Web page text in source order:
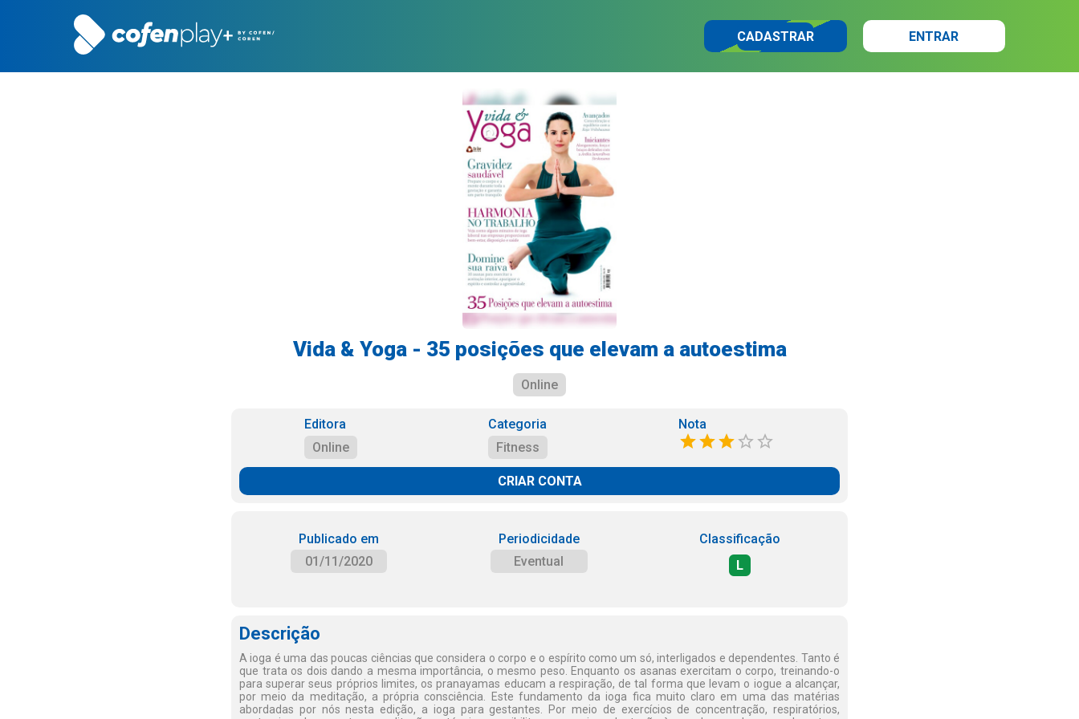
CADASTRAR ENTRAR
Vida & Yoga - 35 posições que elevam a autoestima
Online
Editora
Online
Categoria
Fitness
Nota
CRIAR CONTA
Publicado em
01/11/2020
Periodicidade
Eventual
Classificação
L
Descrição
A ioga é uma das poucas ciências que considera o corpo e o espírito como um só, interligados e dependentes. Tanto é
que trata os dois dando a mesma importância, o mesmo peso. Enquanto os asanas exercitam o corpo, treinando-o
para superar seus próprios limites, os pranayamas educam a respiração, de tal forma que levam o iogue a alcançar,
por meio da meditação, a própria consciência. Este fundamento da ioga fica muito claro em uma das matérias
abordadas por nós nesta edição, a ioga para gestantes. Por meio de exercícios de concentração, respiratórios,